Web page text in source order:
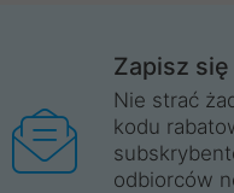
Zapisz się
Nie strać
kodu
odbiorców